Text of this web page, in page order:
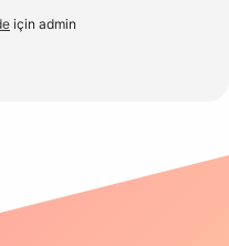
için admin